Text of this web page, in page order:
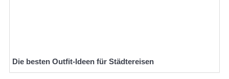
Die besten Outfit-Ideen für Städtereisen